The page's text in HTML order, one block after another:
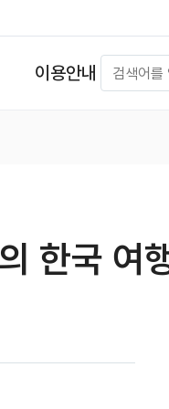
이용안내
한국 여